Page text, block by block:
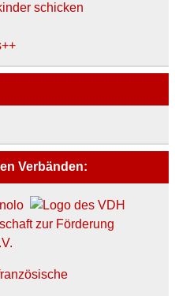
schicken
Verbänden: